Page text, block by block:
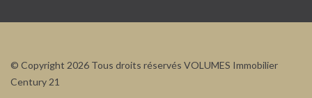
© Copyright 2026 Tous droits réservés VOLUMES Immobilier
Century 21